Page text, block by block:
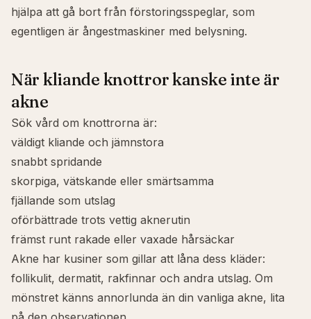
hjälpa att gå bort från förstoringsspeglar, som
egentligen är ångestmaskiner med belysning.
När kliande knottror kanske inte är
akne
Sök vård om knottrorna är:
väldigt kliande och jämnstora
snabbt spridande
skorpiga, vätskande eller smärtsamma
fjällande som utslag
oförbättrade trots vettig aknerutin
främst runt rakade eller vaxade hårsäckar
Akne har kusiner som gillar att låna dess kläder:
follikulit, dermatit, rakfinnar och andra utslag. Om
mönstret känns annorlunda än din vanliga akne, lita